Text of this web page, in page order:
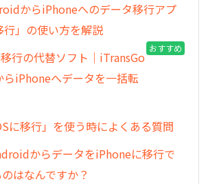
からiPhoneへのデータ移行アプ
行」の使い方を解説
行の代替ソフト｜iTransGo
iPhoneへデータを一括転
おすすめ
に移行」を使う時によくある質問
からデータをiPhoneに移行で
はなんですか？